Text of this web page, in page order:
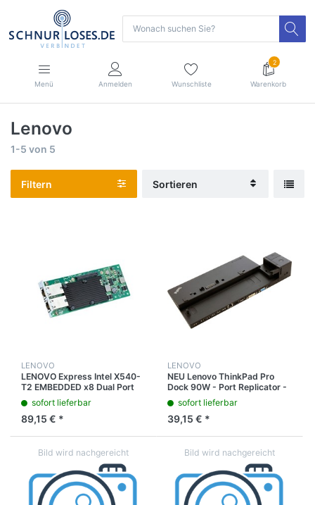
Menü Anmelden Wunschliste
2
Warenkorb
Lenovo
1-5 von 5
Filtern Sortieren
LENOVO
LENOVO Express Intel X540-
T2 EMBEDDED x8 Dual Port
Netzwerkkarte / 00FE680
sofort lieferbar
89,15 € *
LENOVO
NEU Lenovo ThinkPad Pro
Dock 90W - Port Replicator -
VGA / DVI / DP / 40A10090EU
sofort lieferbar
39,15 € *